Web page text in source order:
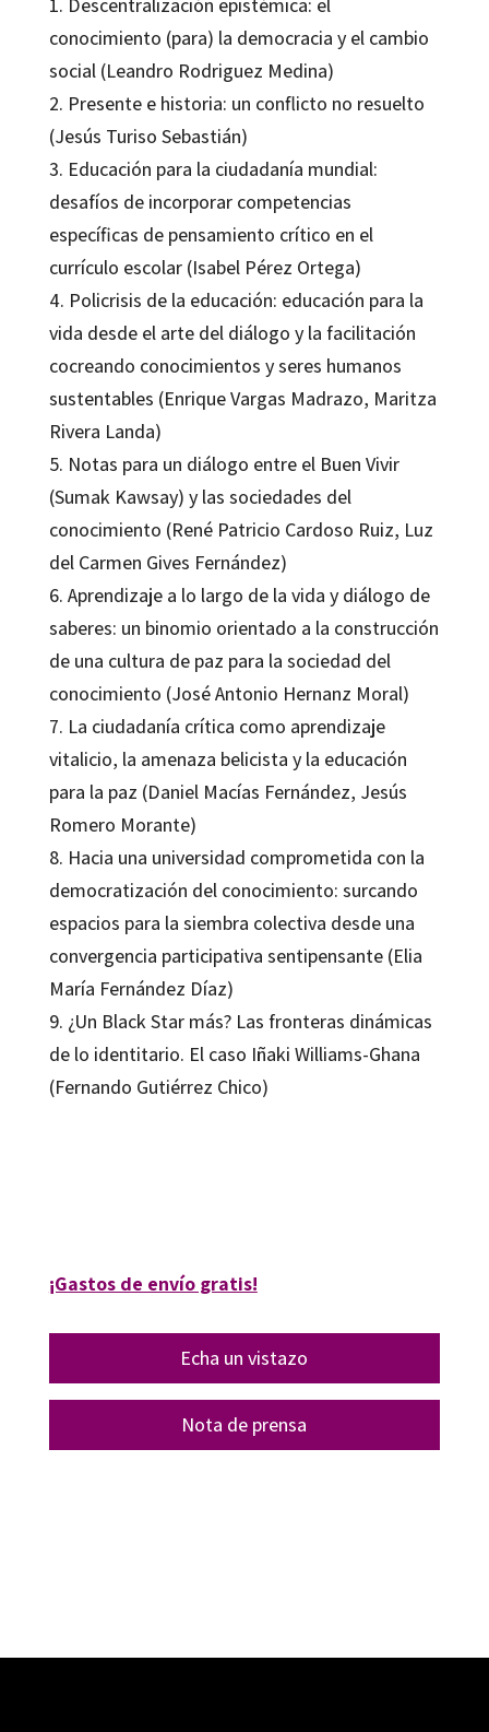
conocimiento (para) la democracia y el cambio
social (Leandro Rodriguez Medina)
2. Presente e historia: un conflicto no resuelto
(Jesús Turiso Sebastián)
3. Educación para la ciudadanía mundial:
desafíos de incorporar competencias
específicas de pensamiento crítico en el
currículo escolar (Isabel Pérez Ortega)
4. Policrisis de la educación: educación para la
vida desde el arte del diálogo y la facilitación
cocreando conocimientos y seres humanos
sustentables (Enrique Vargas Madrazo, Maritza
Rivera Landa)
5. Notas para un diálogo entre el Buen Vivir
(Sumak Kawsay) y las sociedades del
conocimiento (René Patricio Cardoso Ruiz, Luz
del Carmen Gives Fernández)
6. Aprendizaje a lo largo de la vida y diálogo de
saberes: un binomio orientado a la construcción
de una cultura de paz para la sociedad del
conocimiento (José Antonio Hernanz Moral)
7. La ciudadanía crítica como aprendizaje
vitalicio, la amenaza belicista y la educación
para la paz (Daniel Macías Fernández, Jesús
Romero Morante)
8. Hacia una universidad comprometida con la
democratización del conocimiento: surcando
espacios para la siembra colectiva desde una
convergencia participativa sentipensante (Elia
María Fernández Díaz)
9. ¿Un Black Star más? Las fronteras dinámicas
de lo identitario. El caso Iñaki Williams-Ghana
(Fernando Gutiérrez Chico)
¡Gastos de envío gratis!
Echa un vistazo
Nota de prensa